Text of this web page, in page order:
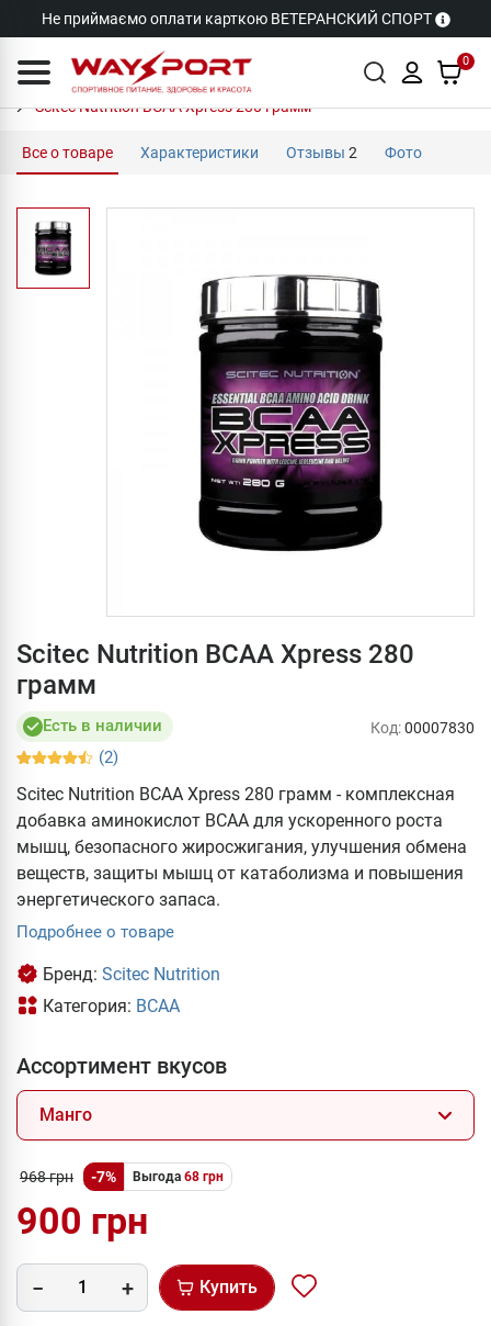
Не приймаємо оплати карткою ВЕТЕРАНСКИЙ СПОРТ
0
Scitec Nutrition BCAA Xpress 280 грамм
Все о товаре Характеристики Отзывы 2 Фото
Scitec Nutrition BCAA Xpress 280
грамм
Есть в наличии
(2)
Код:00007830
Scitec Nutrition BCAA Xpress 280 грамм - комплексная
добавка аминокислот ВСАА для ускоренного роста
мышц, безопасного жиросжигания, улучшения обмена
веществ, защиты мышц от катаболизма и повышения
энергетического запаса.
Подробнее о товаре
Бренд: Scitec Nutrition
Категория: BCAA
Ассортимент вкусов
Манго
968 грн -7% Выгода 68 грн
900 грн
Купить